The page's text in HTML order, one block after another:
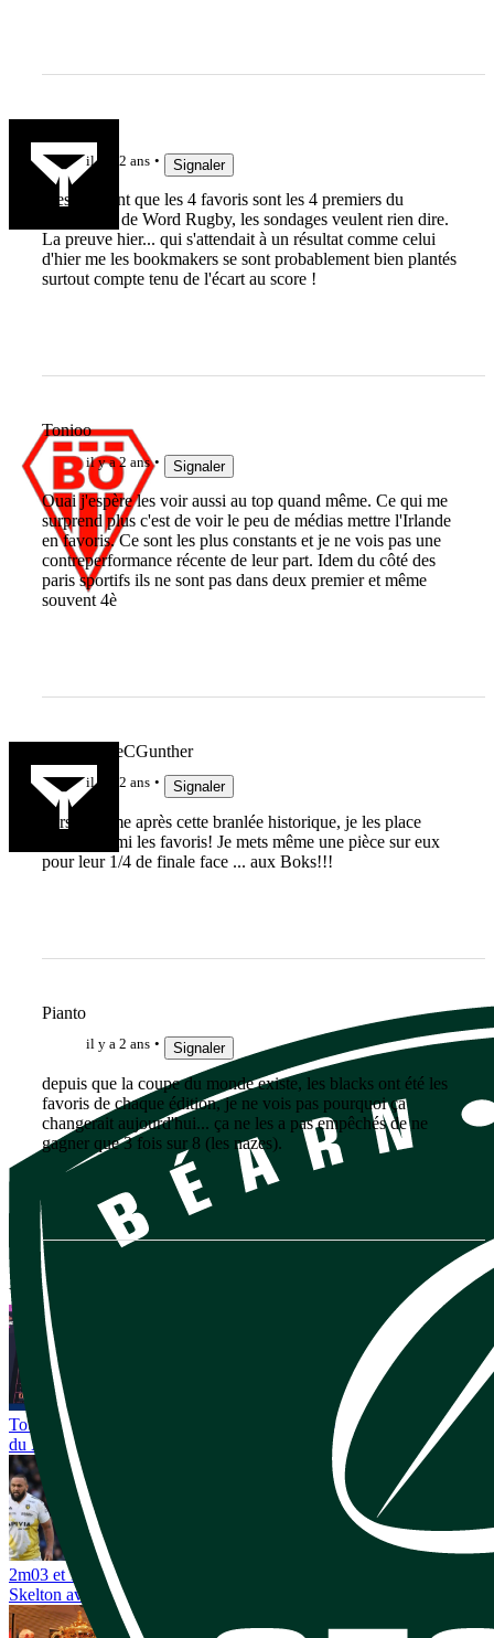
il y a 2 ans Signaler
Il est évident que les 4 favoris sont les 4 premiers du
classement de Word Rugby, les sondages veulent rien dire.
La preuve hier... qui s'attendait à un résultat comme celui
d'hier me les bookmakers se sont probablement bien plantés
surtout compte tenu de l'écart au score !
Tonioo
il y a 2 ans Signaler
Ouai j'espère les voir aussi au top quand même. Ce qui me
surprend plus c'est de voir le peu de médias mettre l'Irlande
en favoris. Ce sont les plus constants et je ne vois pas une
contreperformance récente de leur part. Idem du côté des
paris sportifs ils ne sont pas dans deux premier et même
souvent 4è
lebonbernieCGunther
il y a 2 ans Signaler
Perso, même après cette branlée historique, je les place
encore parmi les favoris! Je mets même une pièce sur eux
pour leur 1/4 de finale face ... aux Boks!!!
Pianto
il y a 2 ans Signaler
depuis que la coupe du monde existe, les blacks ont été les
favoris de chaque édition, je ne vois pas pourquoi ça
changerait aujourd'hui... ça ne les a pas empêchés de ne
gagner que 3 fois sur 8 (les nazes).
Vous avez tout lu ?
Toulouse et La Rochelle intéressés ? Toulon lorgne aussi ce talent
du XV de France
2m03 et 135 kg, cet ancien Clermontois en lice pour succéder à Will
Skelton avec les Wallabies ?